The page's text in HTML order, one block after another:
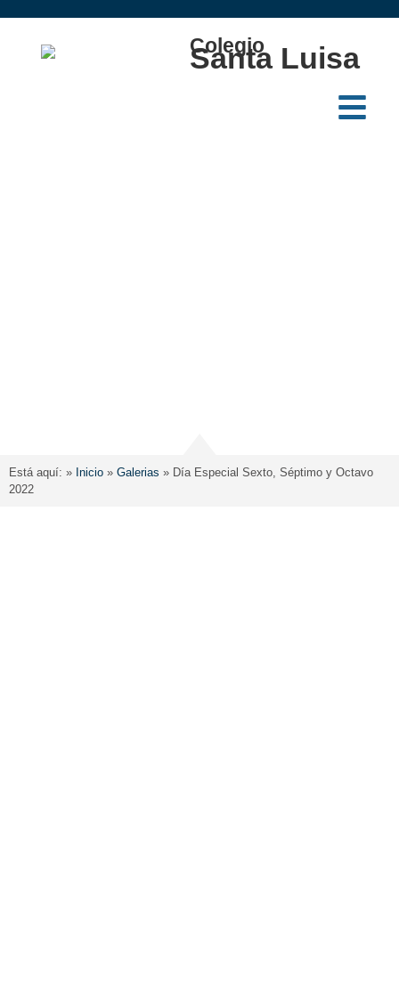
Colegio
Santa Luisa
Está aquí: » Inicio » Galerias » Día Especial Sexto, Séptimo y Octavo
2022